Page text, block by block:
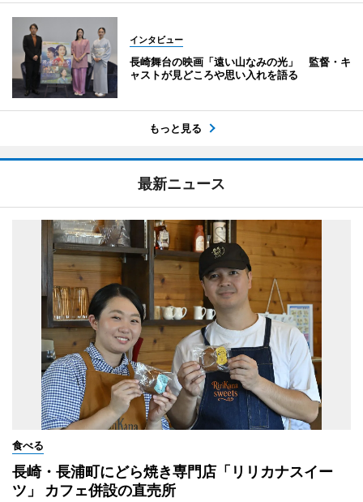
インタビュー
長崎舞台の映画「遠い山なみの光」 監督・キ
ャストが見どころや思い入れを語る
もっと見る
最新ニュース
食べる
長崎・長浦町にどら焼き専門店「リリカナスイー
ツ」 カフェ併設の直売所